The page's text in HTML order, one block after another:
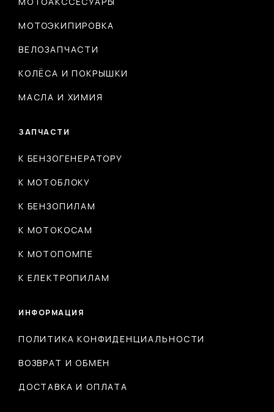
МОТОЭКИПИРОВКА
ВЕЛОЗАПЧАСТИ
КОЛЁСА И ПОКРЫШКИ
МАСЛА И ХИМИЯ
ЗАПЧАСТИ
К БЕНЗОГЕНЕРАТОРУ
К МОТОБЛОКУ
К БЕНЗОПИЛАМ
К МОТОКОСАМ
К МОТОПОМПЕ
К ЕЛЕКТРОПИЛАМ
ИНФОРМАЦИЯ
ПОЛИТИКА КОНФИДЕНЦИАЛЬНОСТИ
ВОЗВРАТ И ОБМЕН
ДОСТАВКА И ОПЛАТА